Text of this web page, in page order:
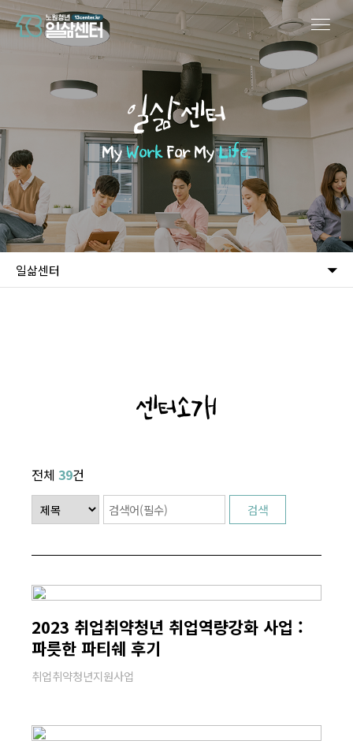
일삶센터
MyWorkFor MyLife.
일삶센터
센터소개
전체 39건
2023 취업취약청년 취업역량강화 사업 :
파릇한 파티쉐 후기
취업취약청년지원사업